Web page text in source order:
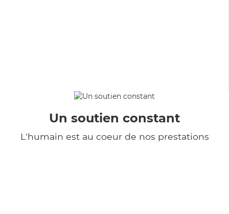
Un soutien constant
L'humain est au coeur de nos prestations